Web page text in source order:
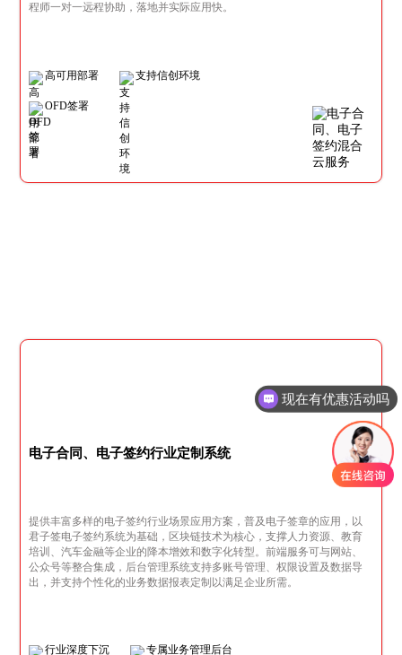
程师一对一远程协助，落地并实际应用快。
高可用部署 支持信创环境
OFD签署
电子合同、电子签约行业定制系统
提供丰富多样的电子签约行业场景应用方案，普及电子签章的应用，以
君子签电子签约系统为基础，区块链技术为核心，支撑人力资源、教育
培训、汽车金融等企业的降本增效和数字化转型。前端服务可与网站、
公众号等整合集成，后台管理系统支持多账号管理、权限设置及数据导
出，并支持个性化的业务数据报表定制以满足企业所需。
行业深度下沉 专属业务管理后台
现在有优惠活动吗